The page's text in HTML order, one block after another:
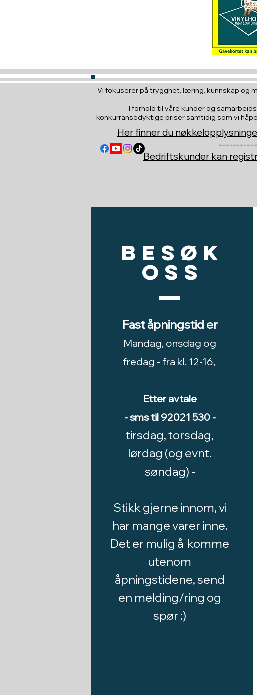
Vi fokuserer på trygghet, læring, kunnskap og
I forhold til våre kunder og
konkurransedyktige priser samtidig som vi
Her finner du
Bedriftskunder kan
Besøk
oss
Fast åpningstid er
Mandag, onsdag og
fredag - fra kl. 12-16,
Etter avtale
- sms til 92021 530 -
tirsdag, torsdag,
lørdag (og evnt.
søndag) -
Stikk gjerne innom, vi
har mange varer inne.
Det er mulig å komme
utenom
åpningstidene, send
en melding/ring og
spør :)